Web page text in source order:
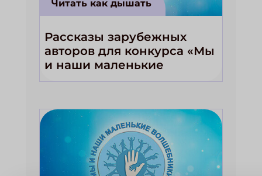
Читать как дышать
Рассказы зарубежных
авторов для конкурса «Мы
и наши маленькие
волшебники!»